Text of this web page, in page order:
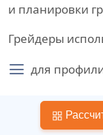
и планировки
Грейдеры
для